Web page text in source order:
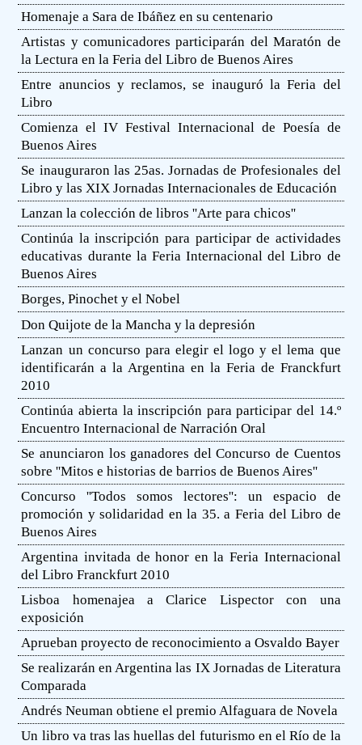
Homenaje a Sara de Ibáñez en su centenario
Artistas y comunicadores participarán del Maratón de
la Lectura en la Feria del Libro de Buenos Aires
Entre anuncios y reclamos, se inauguró la Feria del
Libro
Comienza el IV Festival Internacional de Poesía de
Buenos Aires
Se inauguraron las 25as. Jornadas de Profesionales del
Libro y las XIX Jornadas Internacionales de Educación
Lanzan la colección de libros ''Arte para chicos''
Continúa la inscripción para participar de actividades
educativas durante la Feria Internacional del Libro de
Buenos Aires
Borges, Pinochet y el Nobel
Don Quijote de la Mancha y la depresión
Lanzan un concurso para elegir el logo y el lema que
identificarán a la Argentina en la Feria de Franckfurt
2010
Continúa abierta la inscripción para participar del 14.º
Encuentro Internacional de Narración Oral
Se anunciaron los ganadores del Concurso de Cuentos
sobre ''Mitos e historias de barrios de Buenos Aires''
Concurso ''Todos somos lectores'': un espacio de
promoción y solidaridad en la 35. a Feria del Libro de
Buenos Aires
Argentina invitada de honor en la Feria Internacional
del Libro Franckfurt 2010
Lisboa homenajea a Clarice Lispector con una
exposición
Aprueban proyecto de reconocimiento a Osvaldo Bayer
Se realizarán en Argentina las IX Jornadas de Literatura
Comparada
Andrés Neuman obtiene el premio Alfaguara de Novela
Un libro va tras las huellas del futurismo en el Río de la